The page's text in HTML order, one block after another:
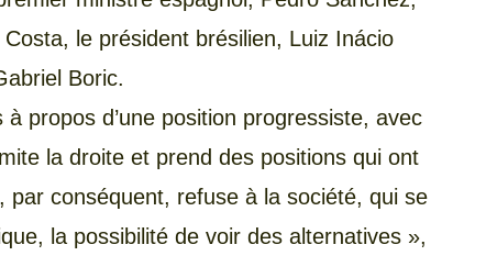
le président brésilien, Luiz Inácio
Boric.
propos d’une position progressiste, avec
la droite et prend des positions qui ont
conséquent, refuse à la société, qui se
la possibilité de voir des alternatives »,